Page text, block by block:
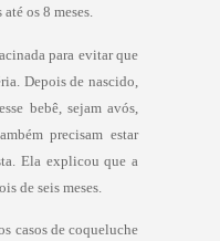
os 8 meses.
para evitar que
Depois de nascido,
bebê, sejam avós,
precisam estar
Ela explicou que a
de seis meses.
casos de coqueluche